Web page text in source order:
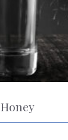
Honey